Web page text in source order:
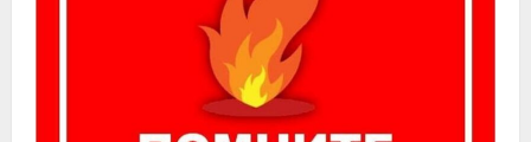
получения
«серой»
заработной
платы